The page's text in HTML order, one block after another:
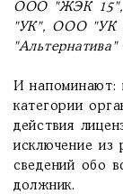
ООО "ЖЭК
"УК", ООО "УК
И напоминают:
категории
действия
исключение из
сведений обо
должник.